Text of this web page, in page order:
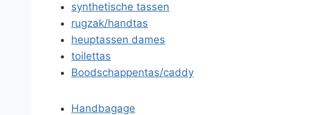
synthetische tassen
rugzak/handtas
heuptassen dames
toilettas
Boodschappentas/caddy
Handbagage